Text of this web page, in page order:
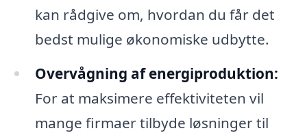
kan rådgive om, hvordan du får det
bedst mulige økonomiske udbytte.
Overvågning af energiproduktion:
For at maksimere effektiviteten vil
mange firmaer tilbyde løsninger til